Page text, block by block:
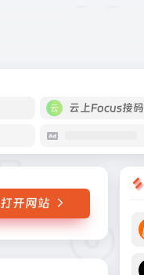
云上Focus接码
打开网站